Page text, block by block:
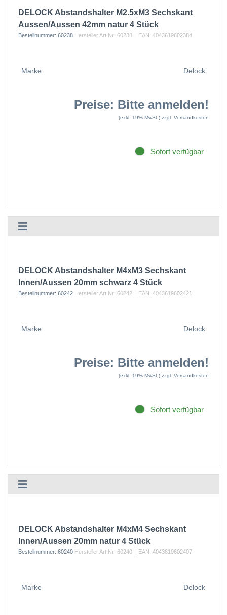
DELOCK Abstandshalter M2.5xM3 Sechskant
Aussen/Aussen 42mm natur 4 Stück
Bestellnummer: 60238 Hersteller Art.Nr: 60238 | EAN: 4043619602384
Marke Delock
Preise: Bitte anmelden!
(exkl. 19% MwSt.) zzgl. Versandkosten
Sofort verfügbar
DELOCK Abstandshalter M4xM3 Sechskant
Innen/Aussen 20mm schwarz 4 Stück
Bestellnummer: 60242 Hersteller Art.Nr: 60242 | EAN: 4043619602421
Marke Delock
Preise: Bitte anmelden!
(exkl. 19% MwSt.) zzgl. Versandkosten
Sofort verfügbar
DELOCK Abstandshalter M4xM4 Sechskant
Innen/Aussen 20mm natur 4 Stück
Bestellnummer: 60240 Hersteller Art.Nr: 60240 | EAN: 4043619602407
Marke Delock